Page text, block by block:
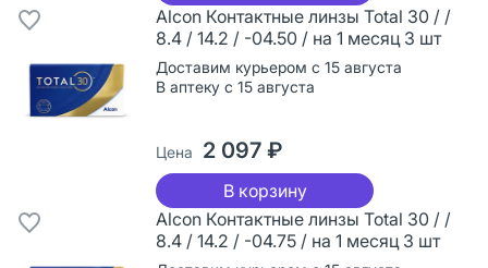
Alcon Контактные линзы Total 30 / /
8.4 / 14.2 / -04.50 / на 1 месяц 3 шт
Доставим курьером с 15 августа
В аптеку с 15 августа
Цена 2 097 ₽
В корзину
Alcon Контактные линзы Total 30 / /
8.4 / 14.2 / -04.75 / на 1 месяц 3 шт